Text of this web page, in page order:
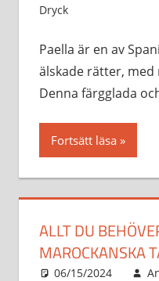
Dryck
Paella är en av
älskade rätter,
Denna färgglada
Fortsätt läsa
ALLT DU
MAROCKANSKA
06/15/2024